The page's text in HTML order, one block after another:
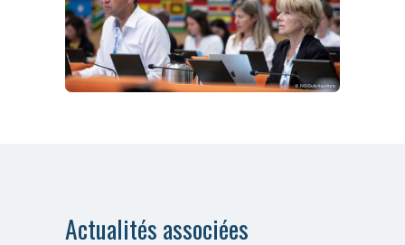
Actualités associées